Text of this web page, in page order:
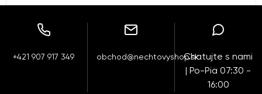
+421 907 917 349 obchod@nechtovyshop.skChatujte s nami
| Po-Pia 07:30 -
16:00